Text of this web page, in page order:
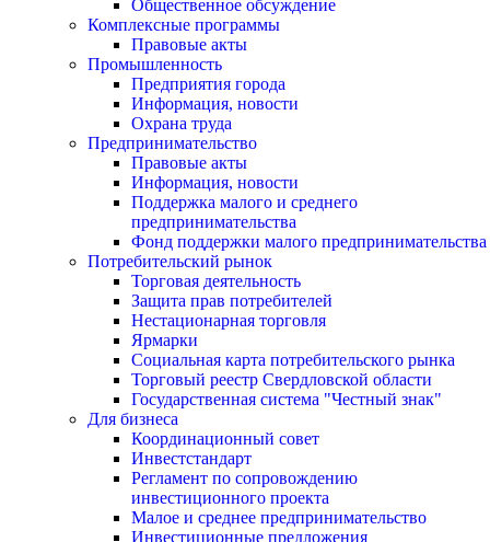
Общественное обсуждение
Комплексные программы
Правовые акты
Промышленность
Предприятия города
Информация, новости
Охрана труда
Предпринимательство
Правовые акты
Информация, новости
Поддержка малого и среднего
предпринимательства
Фонд поддержки малого предпринимательства
Потребительский рынок
Торговая деятельность
Защита прав потребителей
Нестационарная торговля
Ярмарки
Социальная карта потребительского рынка
Торговый реестр Свердловской области
Государственная система "Честный знак"
Для бизнеса
Координационный совет
Инвестстандарт
Регламент по сопровождению
инвестиционного проекта
Малое и среднее предпринимательство
Инвестиционные предложения